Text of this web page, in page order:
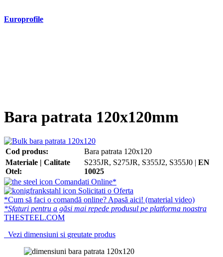
Europrofile
Bara patrata 120x120mm
Cod produs:
Bara patrata 120x120
Materiale | Calitate
Otel:
S235JR, S275JR, S355J2, S355J0 | EN
10025
Comandati Online*
Solicitati o Oferta
*Cum să faci o comandă online? Apasă aici! (material video)
*Sfaturi pentru a găsi mai repede produsul pe platforma noastra
THESTEEL.COM
Vezi dimensiuni si greutate produs